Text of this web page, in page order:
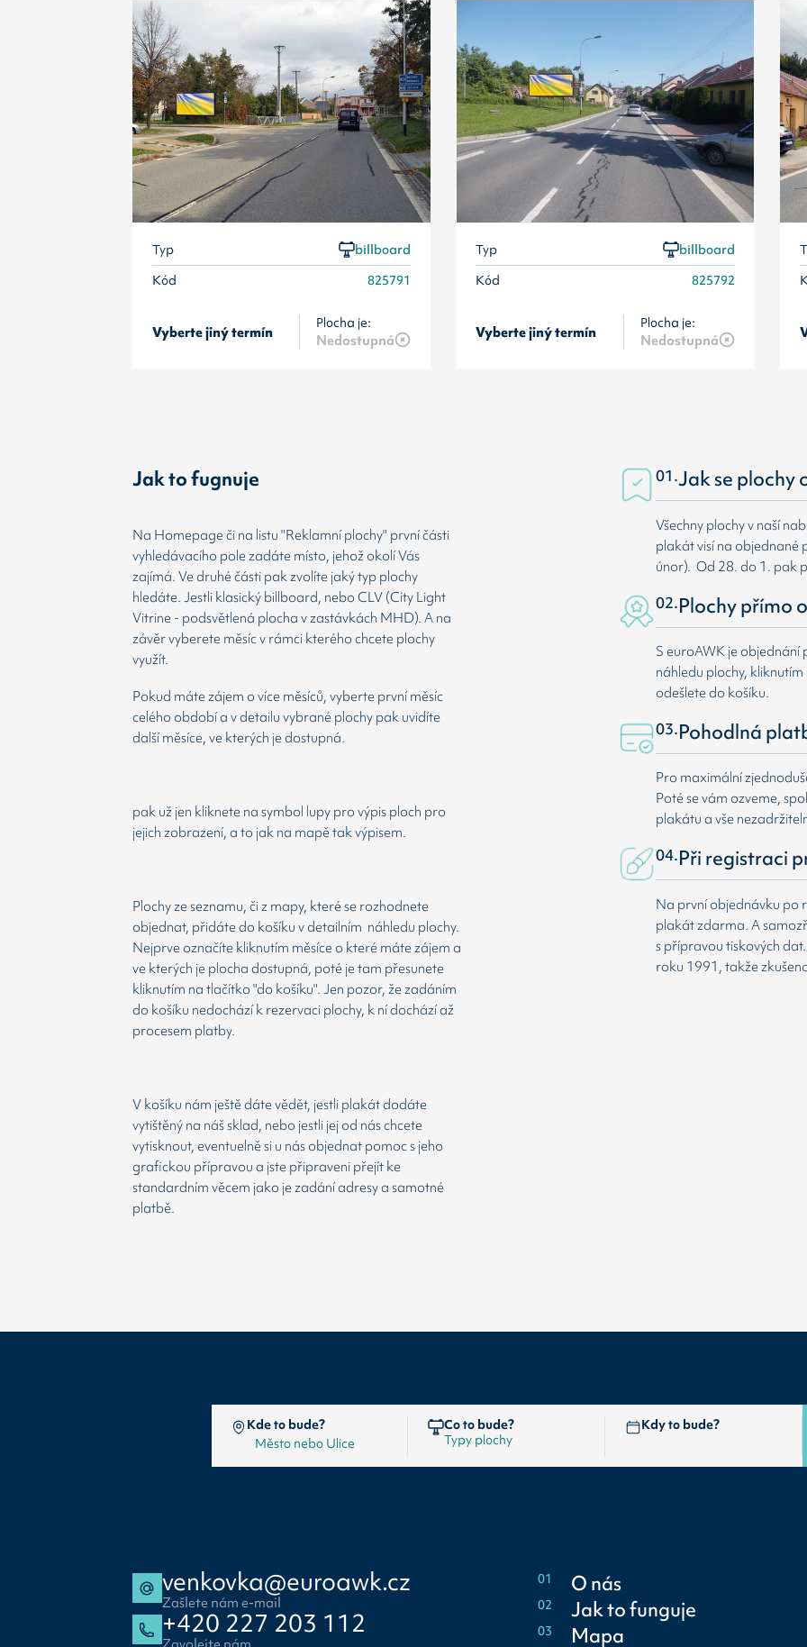
Typ
billboard
Kód
825791
Vyberte jiný termín Plocha je:
Nedostupná
Typ
billboard
Kód
825792
Vyberte jiný termín Plocha je:
Nedostupná
Jak to fugnuje
Na Homepage či na listu "Reklamní plochy" první části
vyhledávacího pole zadáte místo, jehož okolí Vás
zajímá. Ve druhé části pak zvolíte jaký typ plochy
hledáte. Jestli klasický billboard, nebo CLV (City Light
Vitrine - podsvětlená plocha v zastávkách MHD). A na
závěr vyberete měsíc v rámci kterého chcete plochy
využít.
Pokud máte zájem o více měsíců, vyberte první měsíc
celého období a v detailu vybrané plochy pak uvidíte
další měsíce, ve kterých je dostupná.
pak už jen kliknete na symbol lupy pro výpis ploch pro
jejich zobrazení, a to jak na mapě tak výpisem.
Plochy ze seznamu, či z mapy, které se rozhodnete
objednat, přidáte do košíku v detailním náhledu plochy.
Nejprve označíte kliknutím měsíce o které máte zájem a
ve kterých je plocha dostupná, poté je tam přesunete
kliknutím na tlačítko "do košíku". Jen pozor, že zadáním
do košíku nedochází k rezervaci plochy, k ní dochází až
procesem platby.
V košíku nám ještě dáte vědět, jestli plakát dodáte
vytištěný na náš sklad, nebo jestli jej od nás chcete
vytisknout, eventuelně si u nás objednat pomoc s jeho
grafickou přípravou a jste připraveni přejít ke
standardním věcem jako je zadání adresy a samotné
platbě.
01.Jak se plochy
Všechny plochy v naší
plakát visí na objednané
únor). Od 28. do 1. pak
02.Plochy přímo
S euroAWK je objednání
náhledu plochy,
odešlete do košíku.
03.Pohodlná
Pro maximální
Poté se vám ozveme,
plakátu a vše
04.Při registraci
Na první objednávku po
plakát zdarma. A
s přípravou tiskových
roku 1991, takže
Kde to bude? Co to bude? Kdy to bude?
venkovka@euroawk.cz
Zašlete nám e-mail
+420 227 203 112
01 O nás
02 Jak to funguje
03 Mapa